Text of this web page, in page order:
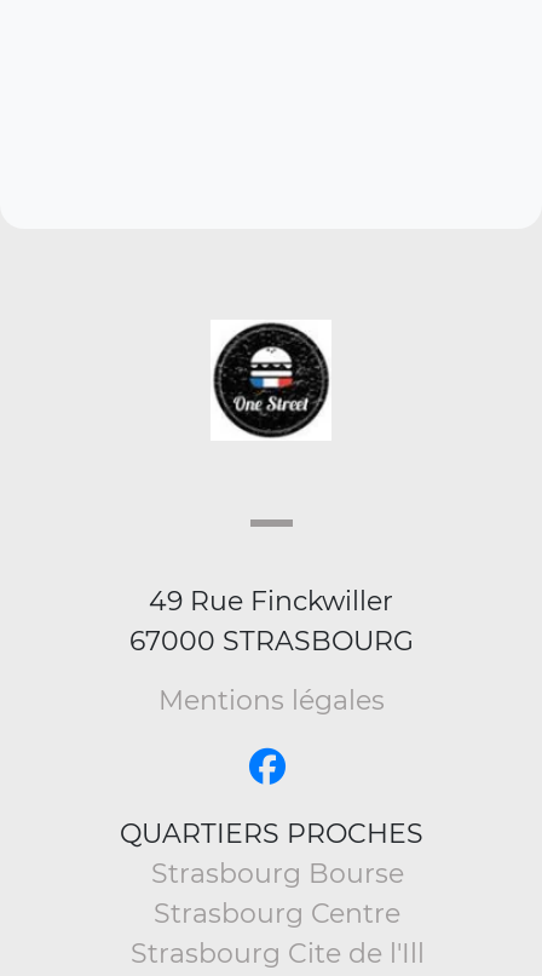
49 Rue Finckwiller
67000 STRASBOURG
Mentions légales
QUARTIERS PROCHES
Strasbourg Bourse
Strasbourg Centre
Strasbourg Cite de l'Ill